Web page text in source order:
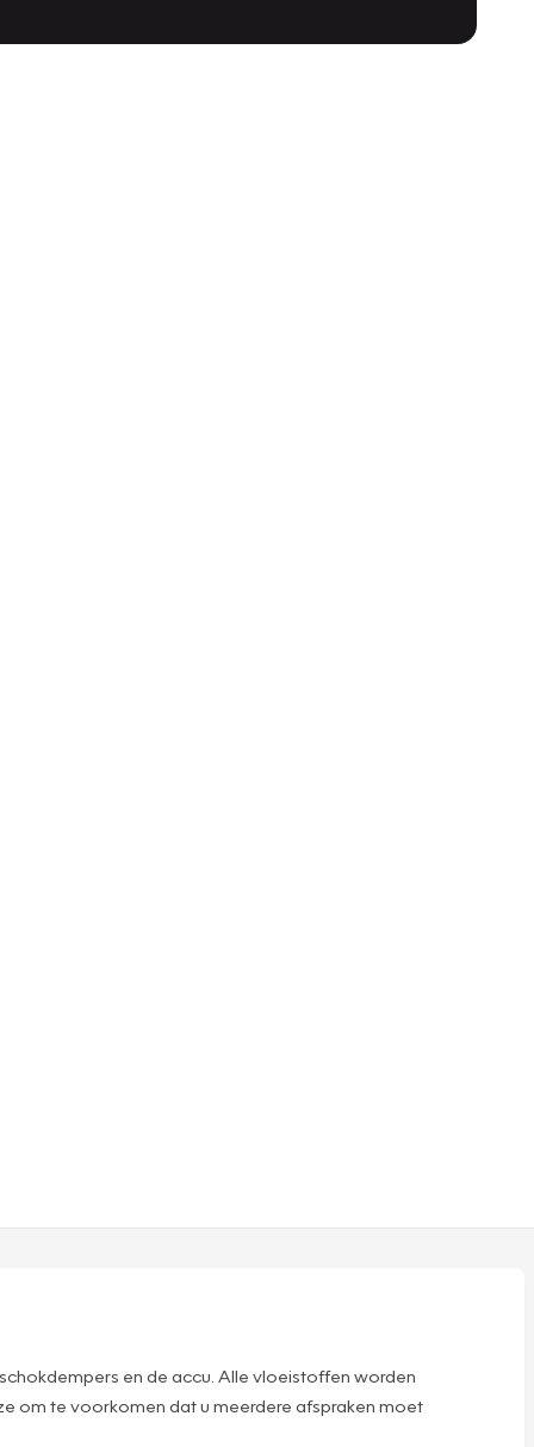
en de accu. Alle vloeistoffen worden
om te voorkomen dat u meerdere afspraken moet